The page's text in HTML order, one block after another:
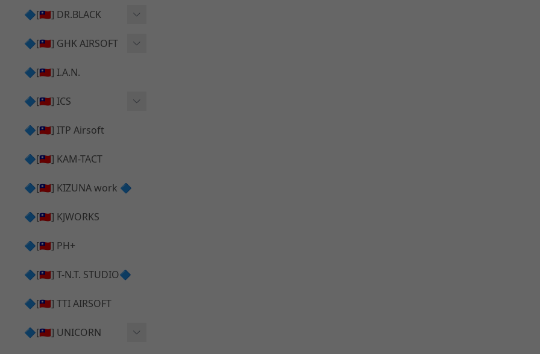
管
B＆T SPR300系列產品
HOP膠皮
T-5000
🔷[🇹🇼] DR.BLACK
Hi-capa 彈匣外觀
維護保養
Hi-capa 上半外觀
Hi-capa 內部升級
🔷[🇹🇼] GHK AIRSOFT
AR ⧸ M4 GBB 原廠零件
AKM V3 主體 ＆ 原廠零件
G5 原廠零件
G17 GEN.3 原廠零件
AR ⧸ M4 GBB 升級套件
🔷[🇹🇼] I.A.N.
🔷[🇹🇼] ICS
Hi-Capa 維修零件
ICS 成槍
🔷[🇹🇼] ITP Airsoft
🔷[🇹🇼] KAM-TACT
🔷[🇹🇼] KIZUNA work 🔷
🔷[🇹🇼] KJWORKS
🔷[🇹🇼] PH+
🔷[🇹🇼] T-N.T. STUDIO🔷
🔷[🇹🇼] TTI AIRSOFT
🔷[🇹🇼] UNICORN